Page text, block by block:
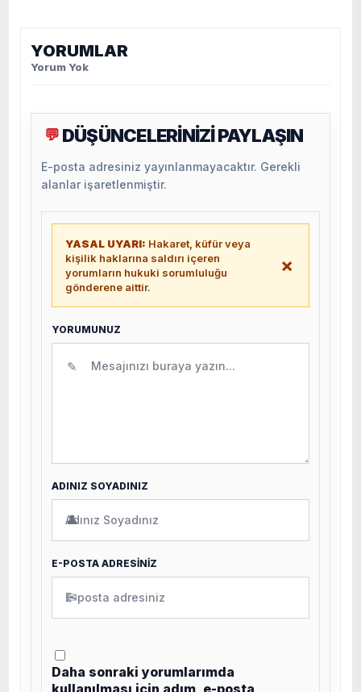
YORUMLAR
Yorum Yok
💬 DÜŞÜNCELERİNİZİ PAYLAŞIN
E-posta adresiniz yayınlanmayacaktır. Gerekli
alanlar işaretlenmiştir.
YASAL UYARI: Hakaret, küfür veya
kişilik haklarına saldırı içeren
yorumların hukuki sorumluluğu
gönderene aittir.
×
YORUMUNUZ
✎
ADINIZ SOYADINIZ
👤
E-POSTA ADRESİNİZ
✉
Daha sonraki yorumlarımda
kullanılması için adım, e-posta